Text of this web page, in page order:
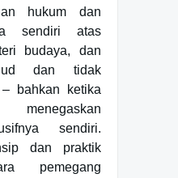
hukum dan
sendiri atas
budaya, dan
dan tidak
bahkan ketika
sendiri.
dan praktik
pemegang